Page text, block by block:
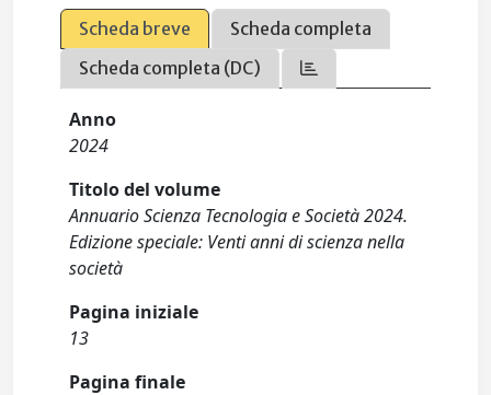
Scheda breve
Scheda completa
Scheda completa (DC)
Anno
2024
Titolo del volume
Annuario Scienza Tecnologia e Società 2024.
Edizione speciale: Venti anni di scienza nella
società
Pagina iniziale
13
Pagina finale